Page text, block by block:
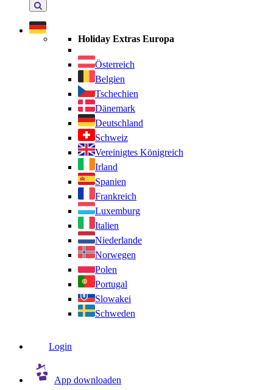
Holiday
Extras
durchsuchen
Holiday Extras Europa
Österreich
Belgien
Tschechien
Dänemark
Deutschland
Schweiz
Vereinigtes Königreich
Irland
Spanien
Frankreich
Luxemburg
Italien
Niederlande
Norwegen
Polen
Portugal
Slowakei
Schweden
Login
App downloaden